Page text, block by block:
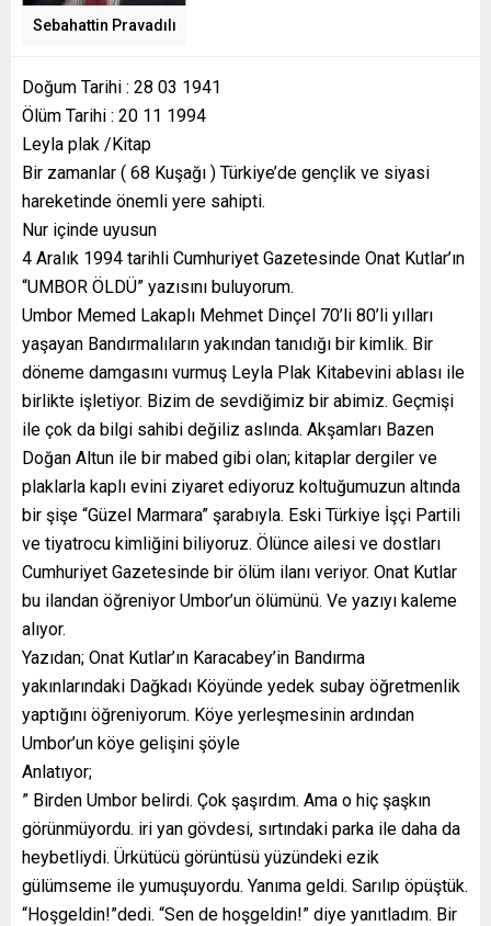
Sebahattin Pravadılı
Doğum Tarihi : 28 03 1941
Ölüm Tarihi : 20 11 1994
Leyla plak /Kitap
Bir zamanlar ( 68 Kuşağı ) Türkiye’de gençlik ve siyasi
hareketinde önemli yere sahipti.
Nur içinde uyusun
4 Aralık 1994 tarihli Cumhuriyet Gazetesinde Onat Kutlar’ın
“UMBOR ÖLDÜ” yazısını buluyorum.
Umbor Memed Lakaplı Mehmet Dinçel 70’li 80’li yılları
yaşayan Bandırmalıların yakından tanıdığı bir kimlik. Bir
döneme damgasını vurmuş Leyla Plak Kitabevini ablası ile
birlikte işletiyor. Bizim de sevdiğimiz bir abimiz. Geçmişi
ile çok da bilgi sahibi değiliz aslında. Akşamları Bazen
Doğan Altun ile bir mabed gibi olan; kitaplar dergiler ve
plaklarla kaplı evini ziyaret ediyoruz koltuğumuzun altında
bir şişe “Güzel Marmara” şarabıyla. Eski Türkiye İşçi Partili
ve tiyatrocu kimliğini biliyoruz. Ölünce ailesi ve dostları
Cumhuriyet Gazetesinde bir ölüm ilanı veriyor. Onat Kutlar
bu ilandan öğreniyor Umbor’un ölümünü. Ve yazıyı kaleme
alıyor.
Yazıdan; Onat Kutlar’ın Karacabey’in Bandırma
yakınlarındaki Dağkadı Köyünde yedek subay öğretmenlik
yaptığını öğreniyorum. Köye yerleşmesinin ardından
Umbor’un köye gelişini şöyle
Anlatıyor;
” Birden Umbor belirdi. Çok şaşırdım. Ama o hiç şaşkın
görünmüyordu. iri yan gövdesi, sırtındaki parka ile daha da
heybetliydi. Ürkütücü görüntüsü yüzündeki ezik
gülümseme ile yumuşuyordu. Yanıma geldi. Sarılıp öpüştük.
“Hoşgeldin!”dedi. “Sen de hoşgeldin!” diye yanıtladım. Bir